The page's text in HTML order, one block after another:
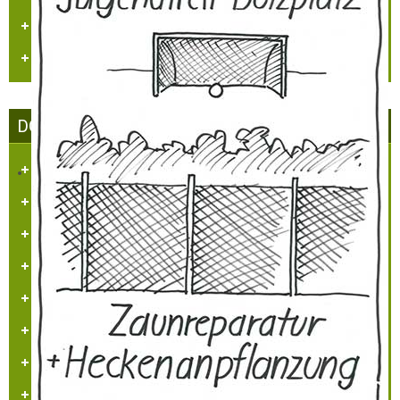
Vogelwelt in Hülchrath und Umgebung
Jüdisches Leben in Hülchrath
DORFGEMEINSCHAFT HÜLCHRATH
Ziele des Vereins
Satzung
Tätigkeitsberichte
Partner und Sponsoren
Ansprechpartner
Beitrittserklärung
Impressum/Kontakt